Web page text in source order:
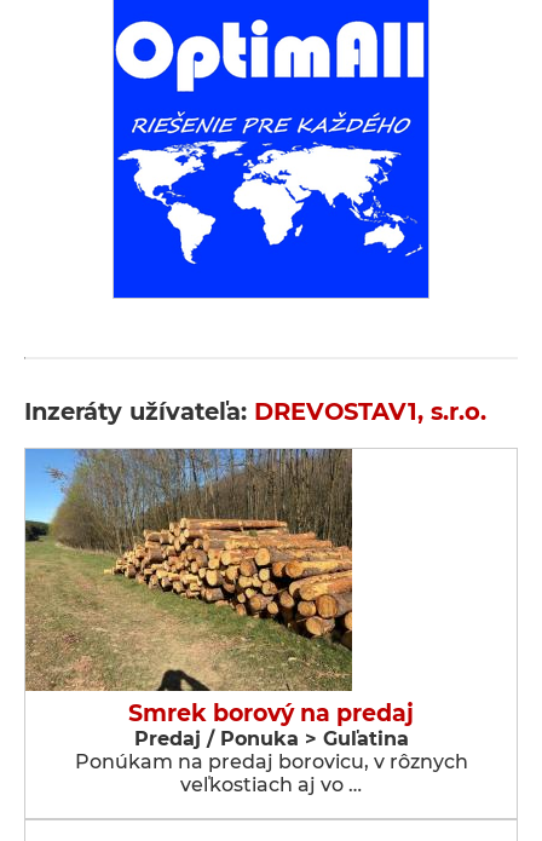
Inzeráty užívateľa: DREVOSTAV1, s.r.o.
Smrek borový na predaj
Predaj / Ponuka > Guľatina
Ponúkam na predaj borovicu, v rôznych
veľkostiach aj vo …